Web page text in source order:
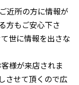
近所の方に情報が
方もご安心下さ
世に情報を出さな
様が来店されま
させて頂くので広